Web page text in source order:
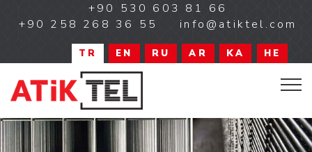
+90 530 603 81 66
+90 258 268 36 55
info@atiktel.com
TR EN RU AR KA HE